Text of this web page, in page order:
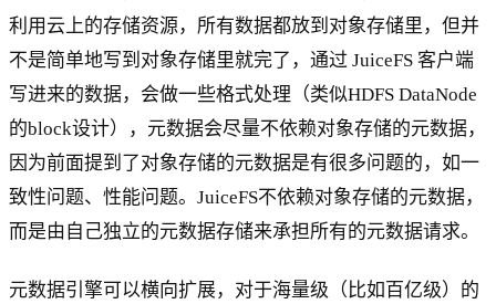
利用云上的存储资源，所有数据都放到对象存储里，但并
不是简单地写到对象存储里就完了，通过 JuiceFS 客户端
写进来的数据，会做一些格式处理（类似HDFS DataNode
的block设计），元数据会尽量不依赖对象存储的元数据，
因为前面提到了对象存储的元数据是有很多问题的，如一
致性问题、性能问题。JuiceFS不依赖对象存储的元数据，
而是由自己独立的元数据存储来承担所有的元数据请求。
元数据引擎可以横向扩展，对于海量级（比如百亿级）的